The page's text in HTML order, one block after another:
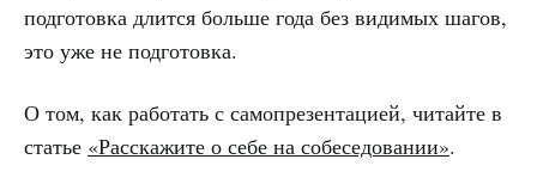
подготовка длится больше года без видимых шагов,
это уже не подготовка.
О том, как работать с самопрезентацией, читайте в
статье «Расскажите о себе на собеседовании».